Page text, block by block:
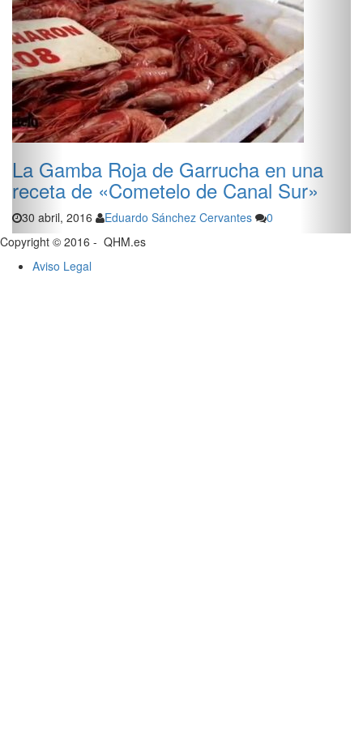
La Gamba Roja de Garrucha en una
receta de «Cometelo de Canal Sur»
30 abril, 2016 Eduardo Sánchez Cervantes 0
Copyright © 2016 - QHM.es
Aviso Legal